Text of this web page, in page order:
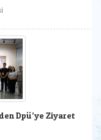
Dpü’ye Ziyaret